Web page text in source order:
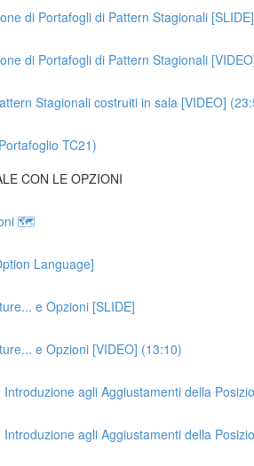
di Portafogli di Pattern Stagionali [SLIDE]
di Portafogli di Pattern Stagionali
Stagionali costruiti in sala [VIDEO]
TC21)
CON LE OPZIONI
🗺
Language]
e Opzioni [SLIDE]
e Opzioni [VIDEO] (13:10)
agli Aggiustamenti della
agli Aggiustamenti della